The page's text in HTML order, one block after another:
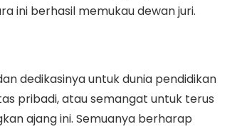
ini berhasil memukau dewan juri.
dedikasinya untuk dunia pendidikan
pribadi, atau semangat untuk terus
ajang ini. Semuanya berharap